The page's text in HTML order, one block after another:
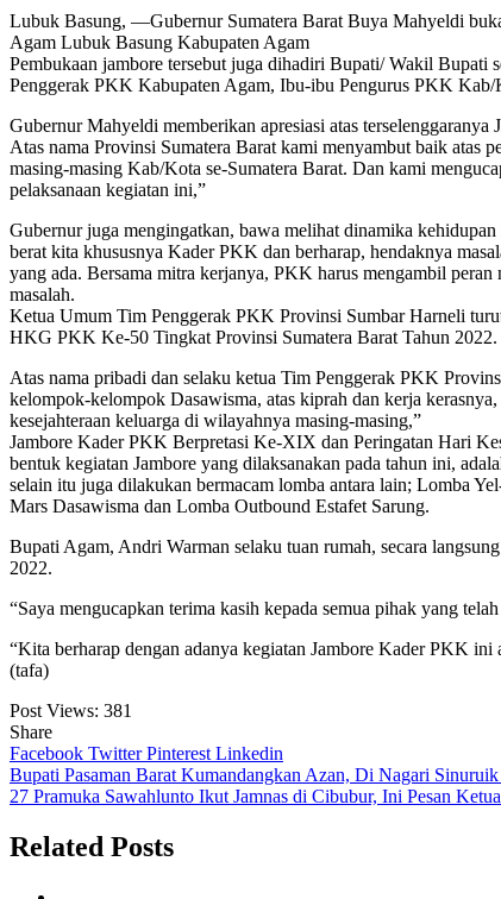
Lubuk Basung, —Gubernur Sumatera Barat Buya Mahyeldi
Agam Lubuk Basung Kabupaten Agam
Pembukaan jambore tersebut juga dihadiri Bupati/ Wakil
Penggerak PKK Kabupaten Agam, Ibu-ibu Pengurus PKK
Gubernur Mahyeldi memberikan apresiasi atas
Atas nama Provinsi Sumatera Barat kami menyambut baik atas
masing-masing Kab/Kota se-Sumatera Barat. Dan kami
pelaksanaan kegiatan ini,”
Gubernur juga mengingatkan, bawa melihat dinamika
berat kita khususnya Kader PKK dan berharap, hendaknya
yang ada. Bersama mitra kerjanya, PKK harus mengambil peran
masalah.
Ketua Umum Tim Penggerak PKK Provinsi Sumbar Harneli
HKG PKK Ke-50 Tingkat Provinsi Sumatera Barat Tahun 2022.
Atas nama pribadi dan selaku ketua Tim Penggerak PKK
kelompok-kelompok Dasawisma, atas kiprah dan kerja
kesejahteraan keluarga di wilayahnya masing-masing,”
Jambore Kader PKK Berpretasi Ke-XIX dan Peringatan Hari
bentuk kegiatan Jambore yang dilaksanakan pada tahun ini,
selain itu juga dilakukan bermacam lomba antara lain; Lomba
Mars Dasawisma dan Lomba Outbound Estafet Sarung.
Bupati Agam, Andri Warman selaku tuan rumah, secara
2022.
“Saya mengucapkan terima kasih kepada semua pihak yang
“Kita berharap dengan adanya kegiatan Jambore Kader PKK
(tafa)
Post Views: 381
Share
Facebook TwitterPinterest Linkedin
Navigasi
pos
Bupati Pasaman Barat Kumandangkan Azan, Di Nagari
27 Pramuka Sawahlunto Ikut Jamnas di Cibubur, Ini Pesan
Related Posts